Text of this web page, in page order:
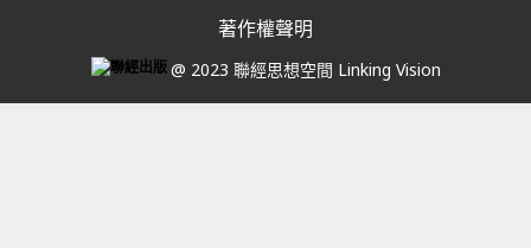
著作權聲明
@ 2023 聯經思想空間 Linking Vision